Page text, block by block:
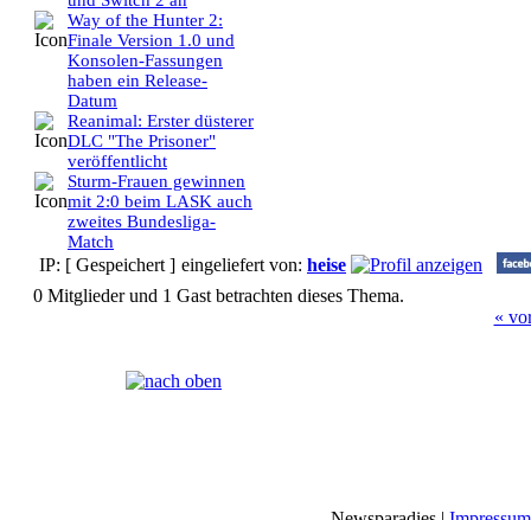
Way of the Hunter 2:
Finale Version 1.0 und
Konsolen-Fassungen
haben ein Release-
Datum
Reanimal: Erster düsterer
DLC "The Prisoner"
veröffentlicht
Sturm-Frauen gewinnen
mit 2:0 beim LASK auch
zweites Bundesliga-
Match
IP: [ Gespeichert ] eingeliefert von: heise
0 Mitglieder und 1 Gast betrachten dieses Thema.
«